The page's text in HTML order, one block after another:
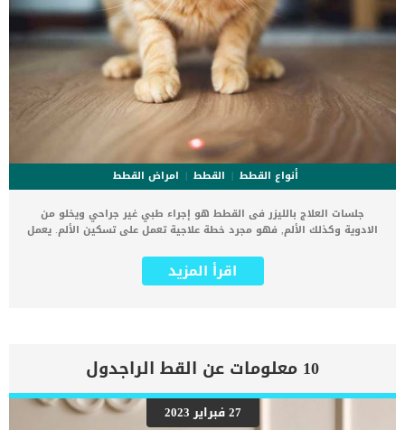
أنواع القطط القطط
امراض القطط
جلسات العلاج بالليزر فى القطط هو إجراء طبي غير جراحي ويخلو من
الادوية وكذلك الألم, فهو مجرد خطة علاجية تعمل على تسكين الألم. يعمل
سلسلة من التفاعلات الكيميائية داخل جسم القطة. تعرف التفاعلات
الكيميائية التي تحدث داخل جسم القطة بسبب الليزر بأسم التحفيز
البيطرية الليزر عبارة عن جهاز محمول باليد سيحتفظ به الطبيب البيطري
طوال مدة الجلسة والتي تتراوح عادة ما بين دقيقتين إلى ثماني دقائق.
كما يقوم طبيب بيطرى متخصص فى استخدام أجهزة الليزر فى تطبيق
هذه الجلسات على قطتك. فى هذا المقال سوف نتعرف بالتفاصيل على
إجراءات جلسات العلاج بالليزر فى القطط ومدى فاعليتها. إجراءات جلسات
اقرأ المزيد
10 معلومات عن القط الراجدول
27 فبراير 2023